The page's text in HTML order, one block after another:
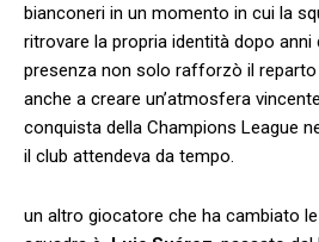
bianconeri in ⁢un momento in cui la
ritrovare la propria identità dopo anni
presenza non solo rafforzò il
anche a creare⁢ un’atmosfera
conquista della Champions League
il club attendeva da ⁢tempo.
un altro giocatore che ha cambiato